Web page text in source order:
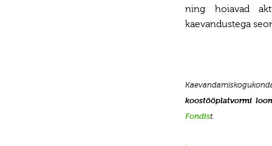
ning hoiavad
kaevandustega
koostööplatvormi
Fondist.